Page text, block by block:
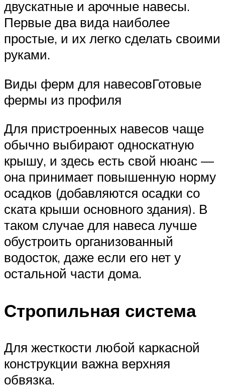
двускатные и арочные навесы.
Первые два вида наиболее
простые, и их легко сделать своими
руками.
Виды ферм для навесовГотовые
фермы из профиля
Для пристроенных навесов чаще
обычно выбирают односкатную
крышу, и здесь есть свой нюанс —
она принимает повышенную норму
осадков (добавляются осадки со
ската крыши основного здания). В
таком случае для навеса лучше
обустроить организованный
водосток, даже если его нет у
остальной части дома.
Стропильная система
Для жесткости любой каркасной
конструкции важна верхняя
обвязка.